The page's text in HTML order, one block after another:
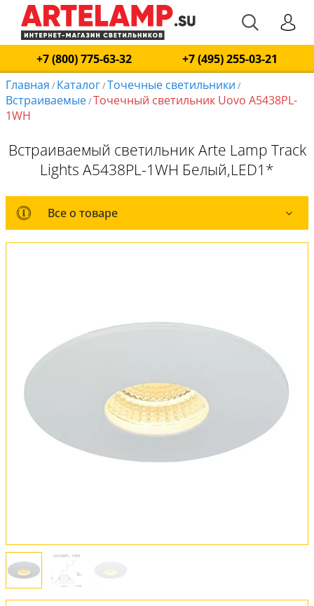
+7 (800) 775-63-32
+7 (495) 255-03-21
Главная / Каталог/Точечные светильники /
Встраиваемые/Точечный светильник Uovo A5438PL-
1WH
Встраиваемый светильник Arte Lamp Track
Lights A5438PL-1WH Белый,LED1*
Все о товаре
Все о товаре
Оплата и доставка
Обмен и возврат
Установка
FAQ